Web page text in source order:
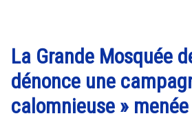
La Grande Mosquée
dénonce une
calomnieuse »